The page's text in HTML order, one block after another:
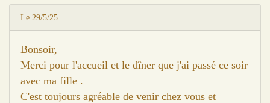
Le 29/5/25
Bonsoir,
Merci pour l'accueil et le dîner que j'ai passé ce soir
avec ma fille .
C'est toujours agréable de venir chez vous et